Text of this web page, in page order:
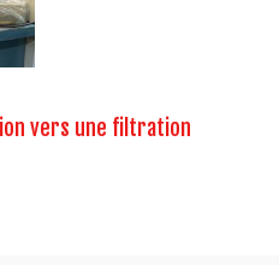
vers une filtration